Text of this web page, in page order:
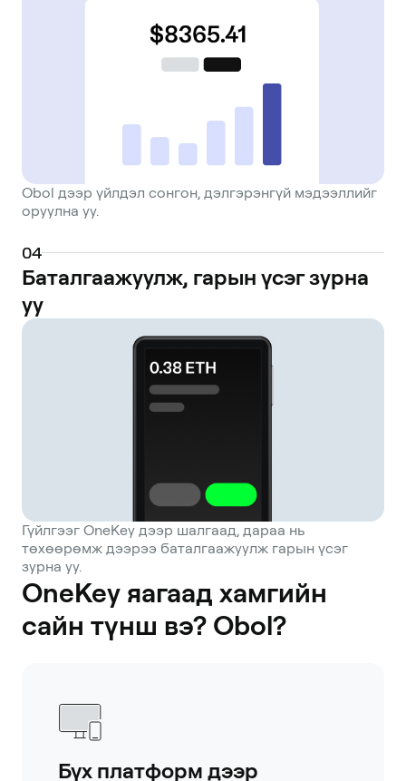
Obol дээр үйлдэл сонгон, дэлгэрэнгүй мэдээллийг
оруулна уу.
04
Баталгаажуулж, гарын үсэг зурна
уу
Гүйлгээг OneKey дээр шалгаад, дараа нь
төхөөрөмж дээрээ баталгаажуулж гарын үсэг
зурна уу.
OneKey яагаад хамгийн
сайн түнш вэ? Obol?
Бүх платформ дээр